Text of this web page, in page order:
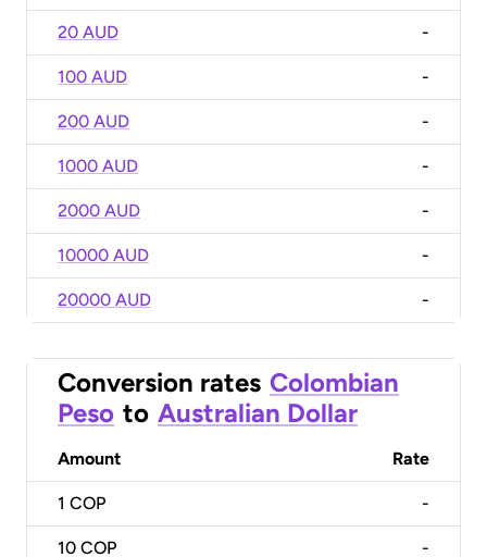
20 AUD -
100 AUD -
200 AUD -
1000 AUD -
2000 AUD -
10000 AUD -
20000 AUD -
Conversion rates Colombian
Peso to Australian Dollar
Amount Rate
1 COP -
10 COP -